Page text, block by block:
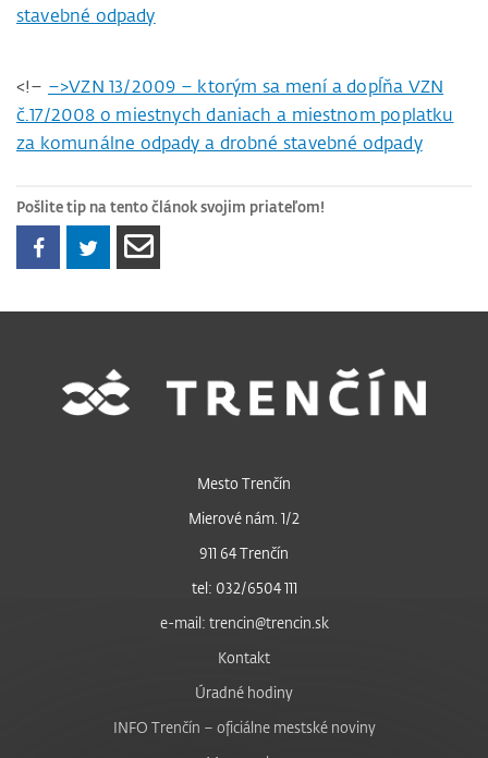
stavebné odpady
<!– –>VZN 13/2009 – ktorým sa mení a dopĺňa VZN
č.17/2008 o miestnych daniach a miestnom poplatku
za komunálne odpady a drobné stavebné odpady
Pošlite tip na tento článok svojim priateľom!
Mesto Trenčín
Mierové nám. 1/2
911 64 Trenčín
tel: 032/6504 111
e-mail: trencin@trencin.sk
Kontakt
Úradné hodiny
INFO Trenčín – oficiálne mestské noviny